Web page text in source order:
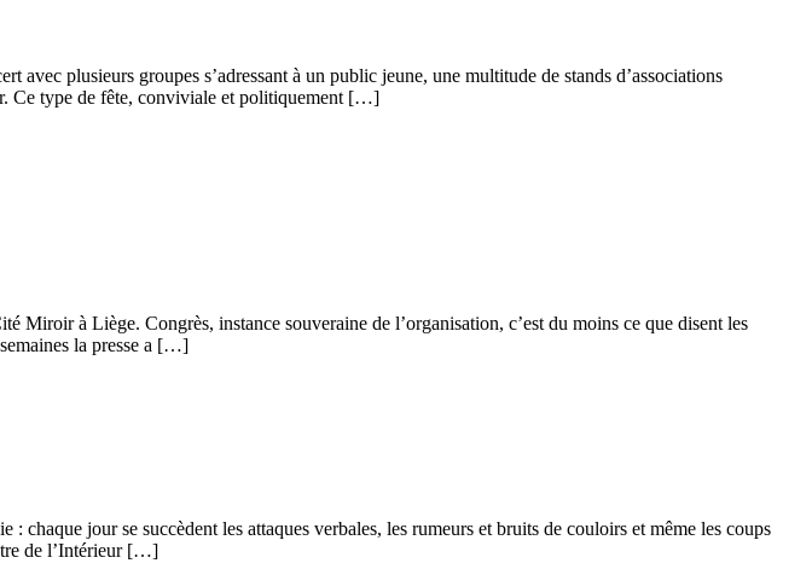
plusieurs groupes s’adressant à un public jeune, une multitude de stands d’associations
Ce type de fête, conviviale et politiquement […]
Miroir à Liège. Congrès, instance souveraine de l’organisation, c’est du moins ce que disent les
la presse a […]
chaque jour se succèdent les attaques verbales, les rumeurs et bruits de couloirs et même les coups
de l’Intérieur […]